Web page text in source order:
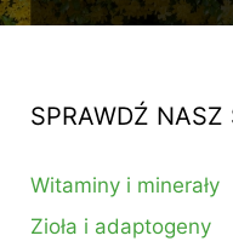
SPRAWDŹ NASZ
Witaminy i minerały
Zioła i adaptogeny